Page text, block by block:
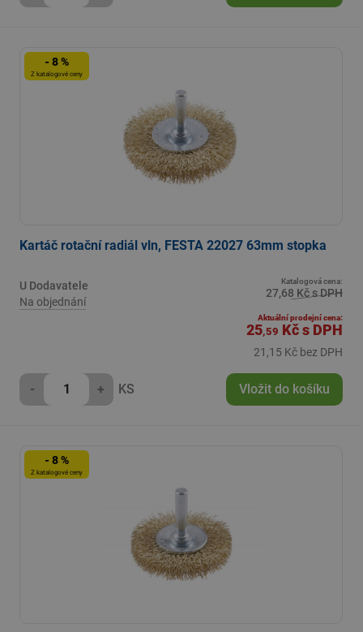
- 8 %
Z katalogové ceny
Kartáč rotační radiál vln, FESTA 22027 63mm stopka
U Dodavatele
Na objednání
Katalogová cena:
27,68 Kč s DPH
Aktuální prodejní cena:
25,59 Kčs DPH
21,15 Kč bez DPH
- + KS Vložit do košíku
- 8 %
Z katalogové ceny